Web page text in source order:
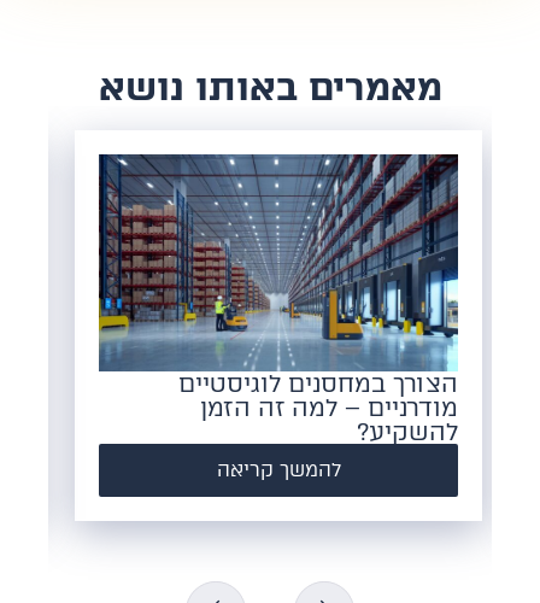
​מאמרים באותו נושא
גמישות: המפתח להישרדות
בעולם המשתנה של נדל"ן מסחרי
להמשך קריאה